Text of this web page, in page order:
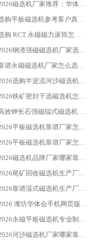
2026磁选机厂家推荐：华体会手机网页版-华体会(中国) 干式/湿式河沙磁选机产品精选指南
选购平板磁选机参考客户真实体验，华体会手机网页版-华体会(中国) 厂家依托行业口碑收获大量客户认可
选购 RCT 永磁磁力滚筒怎么选?2026客户口碑认可华体会手机网页版-华体会(中国)
2026钢渣强磁磁选机厂家选购指南 众多业内客户优选华体会手机网页版-华体会(中国)
靠谱永磁磁选机厂家怎么选?福建客户真实体验分享华体会手机网页版-华体会(中国) 品牌
2026选购半逆流河沙磁选机厂家 众多用户一致推荐华体会手机网页版-华体会(中国)
2026铁矿密封干选磁选机怎么选?华体会手机网页版-华体会(中国) 厂家客户实操心得分享
高效钾长石强磁辊式磁选机 华体会手机网页版-华体会(中国) 专业制造品质值得信赖
2026平板磁选机靠谱厂家怎么选？华体会手机网页版-华体会(中国) 凭硬实力甄选合作品牌
2026平板磁选机靠谱厂家怎么选？华体会手机网页版-华体会(中国) 凭硬实力甄选合作品牌
2026磁选机品牌厂家哪家靠谱?行业优选华体会手机网页版-华体会(中国) 实力出众
2026尾矿回收磁选机生产厂家哪家好_行业推荐华体会手机网页版-华体会(中国)
2026靠谱湿式磁选机生产厂家推荐 华体会手机网页版-华体会(中国) 技术与实力兼具
2026 潍坊华体会手机网页版-华体会(中国) _矿用 RCT永磁滚筒提纯设备 厂家实力与应用优势全解析
2026永磁平板磁选机专业制造 华体会手机网页版-华体会(中国) 靠谱生产厂家
2026河沙磁选机厂家哪家靠谱?华体会手机网页版-华体会(中国) 优质河沙磁选机厂家推荐